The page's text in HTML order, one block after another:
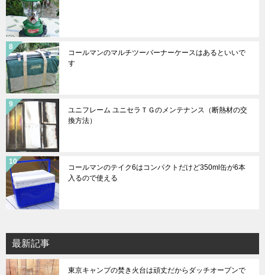
コールマンのマルチツーバーナーケースはあるといいで
す
ユニフレーム ユニセラＴＧのメンテナンス（断熱材の交
換方法）
コールマンのテイク6はコンパクトだけど350ml缶が6本
入るので使える
最新記事
東京キャンプの焚き火台は頑丈だからダッチオープンで